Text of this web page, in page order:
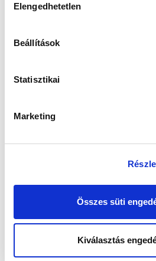
kiválasztása
Elengedhetetlen
Beállítások
Statisztikai
Marketing
Összes süti
Kiválasztás
KÖVETKEZŐ MÉRKŐZÉS
SÁNDOR KÁROLY
Ne maradjon le egy eseményről